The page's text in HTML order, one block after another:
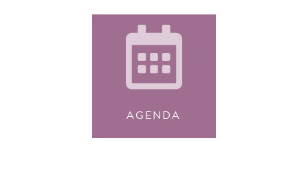
AGENDA